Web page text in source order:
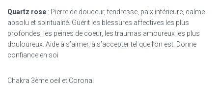
Quartz rose : Pierre de douceur, tendresse, paix intérieure, calme
absolu et spiritualité. Guérit les blessures affectives les plus
profondes, les peines de coeur, les traumas amoureux les plus
douloureux. Aide à s’aimer, à s’accepter tel que l’on est. Donne
confiance en soi
Chakra 3ème oeil et Coronal